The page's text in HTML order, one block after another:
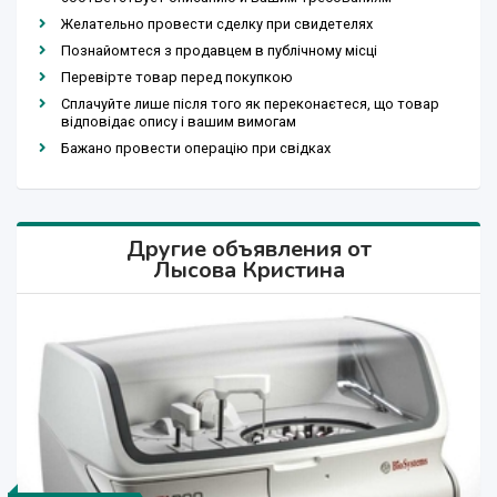
Желательно провести сделку при свидетелях
Познайомтеся з продавцем в публічному місці
Перевірте товар перед покупкою
Сплачуйте лише після того як переконаєтеся, що товар
відповідає опису і вашим вимогам
Бажано провести операцію при свідках
Другие объявления от
Лысова Кристина